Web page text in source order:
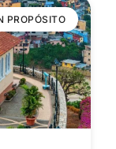
PROPÓSITO